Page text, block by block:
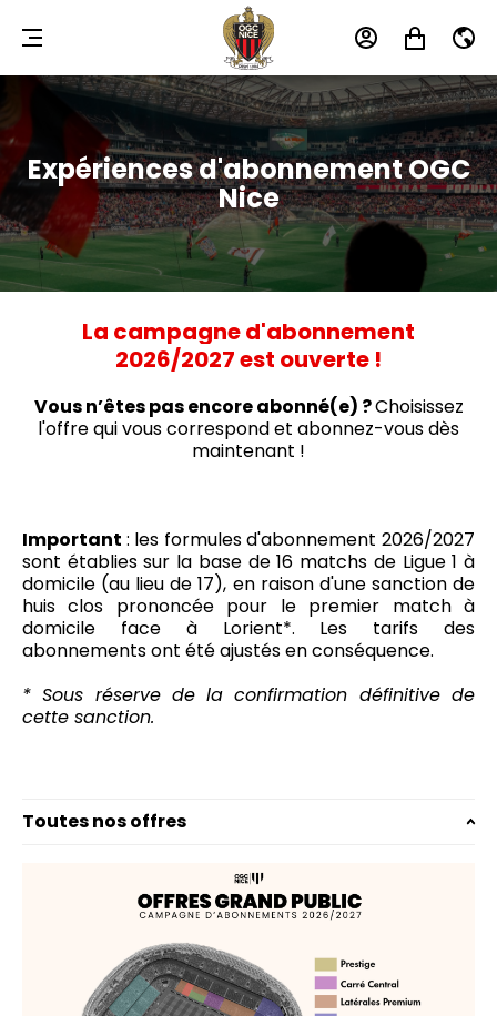
MENU MON MON FR
Expériences d'abonnement OGC
Nice
La campagne d'abonnement
2026/2027 est ouverte !
Vous n’êtes pas encore abonné(e) ?Choisissez
l'offre qui vous correspond et abonnez-vous dès
maintenant !
Important : les formules d'abonnement 2026/2027
sont établies sur la base de 16 matchs de Ligue 1 à
domicile (au lieu de 17), en raison d'une sanction de
huis clos prononcée pour le premier match à
domicile face à Lorient*. Les tarifs des
abonnements ont été ajustés en conséquence.
* Sous réserve de la confirmation définitive de
cette sanction.
Toutes nos offres